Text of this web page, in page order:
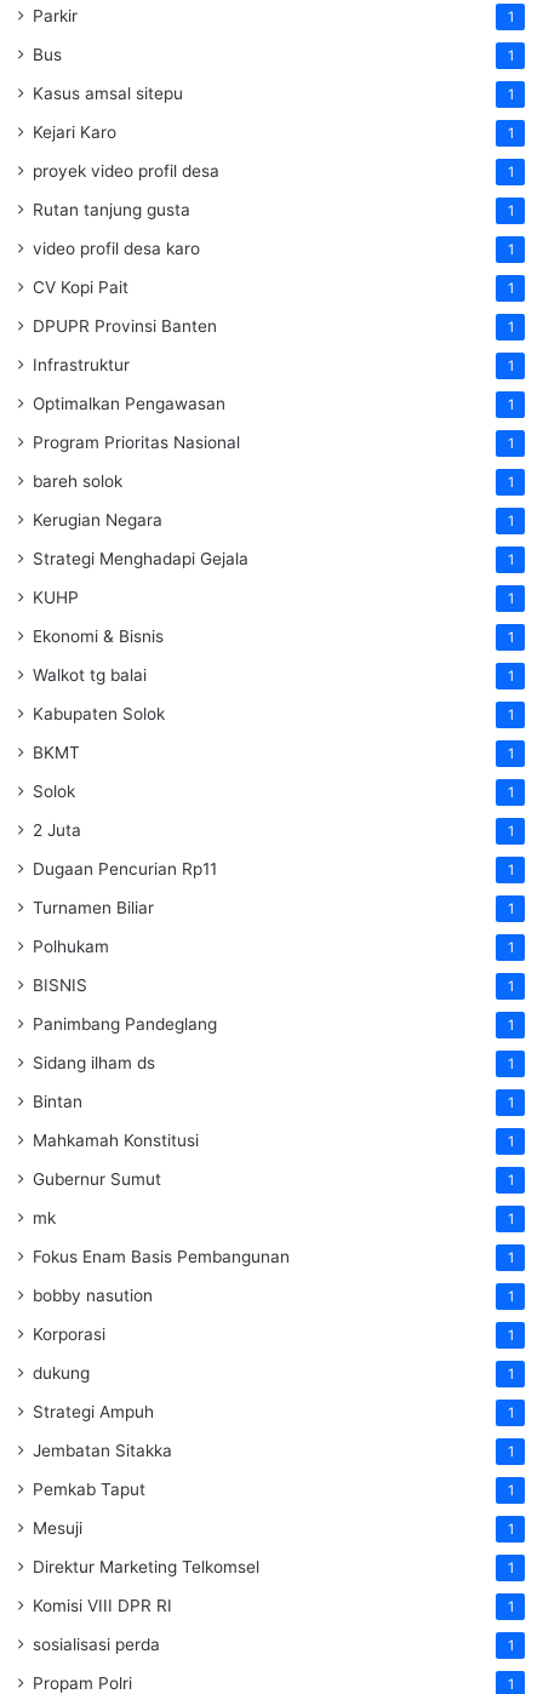
Parkir 1
Bus 1
Kasus amsal sitepu 1
Kejari Karo 1
proyek video profil desa 1
Rutan tanjung gusta 1
video profil desa karo 1
CV Kopi Pait 1
DPUPR Provinsi Banten 1
Infrastruktur 1
Optimalkan Pengawasan 1
Program Prioritas Nasional 1
bareh solok 1
Kerugian Negara 1
Strategi Menghadapi Gejala 1
KUHP 1
Ekonomi & Bisnis 1
Walkot tg balai 1
Kabupaten Solok 1
BKMT 1
Solok 1
2 Juta 1
Dugaan Pencurian Rp11 1
Turnamen Biliar 1
Polhukam 1
BISNIS 1
Panimbang Pandeglang 1
Sidang ilham ds 1
Bintan 1
Mahkamah Konstitusi 1
Gubernur Sumut 1
mk 1
Fokus Enam Basis Pembangunan 1
bobby nasution 1
Korporasi 1
dukung 1
Strategi Ampuh 1
Jembatan Sitakka 1
Pemkab Taput 1
Mesuji 1
Direktur Marketing Telkomsel 1
Komisi VIII DPR RI 1
sosialisasi perda 1
Propam Polri 1